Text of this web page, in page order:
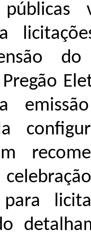
para